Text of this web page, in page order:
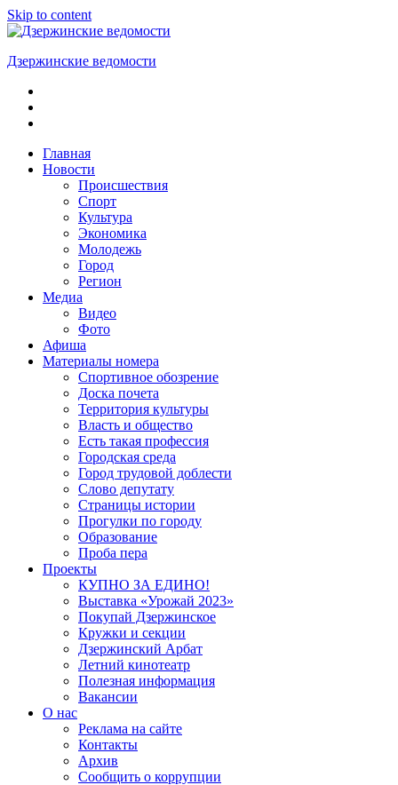
Skip to content
Дзержинские ведомости
ОБЩЕСТВЕННО-
ПОЛИТИЧЕСКАЯ
ГАЗЕТАГлавная
Новости
Происшествия
Спорт
Культура
Экономика
Молодежь
Город
Регион
Медиа
Видео
Фото
Афиша
Материалы номера
Спортивное обозрение
Доска почета
Территория культуры
Власть и общество
Есть такая профессия
Городская среда
Город трудовой доблести
Слово депутату
Страницы истории
Прогулки по городу
Образование
Проба пера
Проекты
КУПНО ЗА ЕДИНО!
Выставка «Урожай 2023»
Покупай Дзержинское
Кружки и секции
Дзержинский Арбат
Летний кинотеатр
Полезная информация
Вакансии
О нас
Реклама на сайте
Контакты
Архив
Сообщить о коррупции